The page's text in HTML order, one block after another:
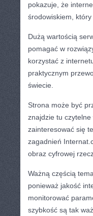
pokazuje, że
środowiskiem, który
Dużą wartością
pomagać w
korzystać z
praktycznym
świecie.
Strona może być
znajdzie tu
zainteresować się
zagadnień
obraz cyfrowej
Ważną częścią
ponieważ jakość
monitorować
szybkość są tak